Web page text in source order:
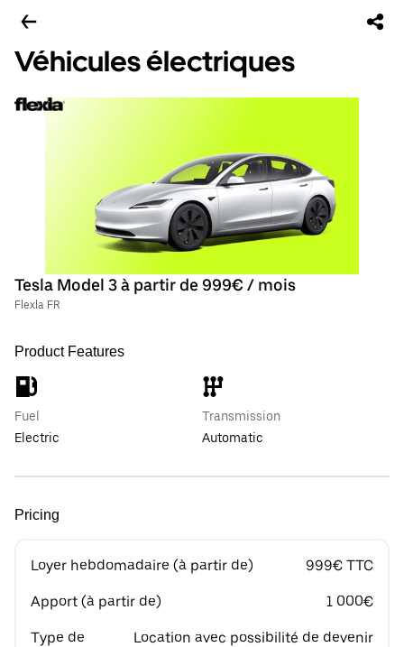
Véhicules électriques
Tesla Model 3 à partir de 999€ / mois
Flexla FR
Product Features
Fuel
Electric
Transmission
Automatic
Pricing
Loyer hebdomadaire (à partir de) 999€ TTC
Apport (à partir de) 1 000€
Type de
Location avec possibilité de devenir